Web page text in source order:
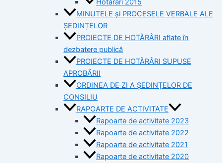
MINUTELE și PROCESELE VERBALE ALE
ȘEDINȚELOR
PROIECTE DE HOTĂRÂRI aflate în
dezbatere publică
PROIECTE DE HOTĂRÂRI SUPUSE
APROBĂRII
ORDINEA DE ZI A ȘEDINȚELOR DE
CONSILIU
RAPOARTE DE ACTIVITATE
Rapoarte de activitate 2023
Rapoarte de activitate 2022
Rapoarte de activitate 2021
Rapoarte de activitate 2020